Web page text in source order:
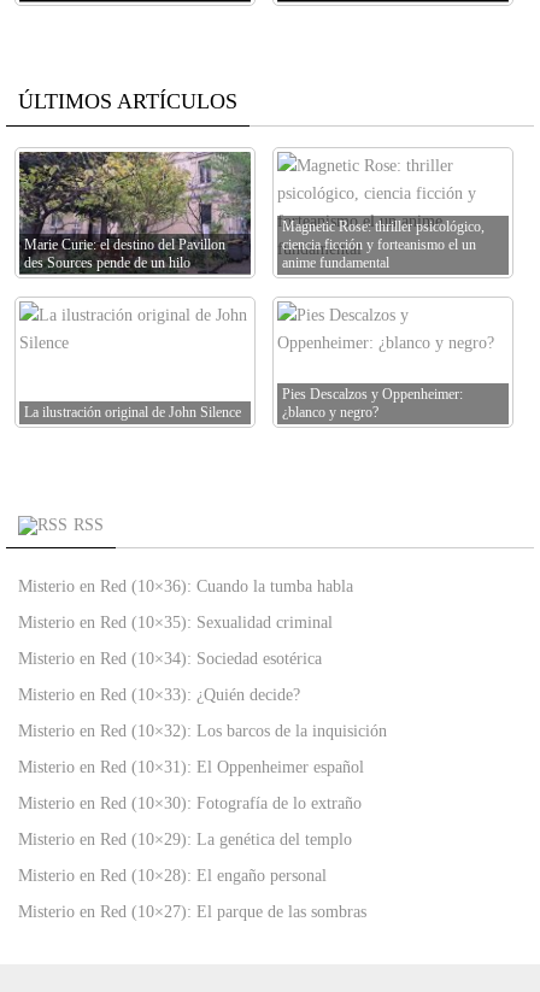
ÚLTIMOS ARTÍCULOS
Marie Curie: el destino del Pavillon
des Sources pende de un hilo
Magnetic Rose: thriller psicológico,
ciencia ficción y forteanismo el un
anime fundamental
La ilustración original de John Silence
Pies Descalzos y Oppenheimer:
¿blanco y negro?
RSS
Misterio en Red (10×36): Cuando la tumba habla
Misterio en Red (10×35): Sexualidad criminal
Misterio en Red (10×34): Sociedad esotérica
Misterio en Red (10×33): ¿Quién decide?
Misterio en Red (10×32): Los barcos de la inquisición
Misterio en Red (10×31): El Oppenheimer español
Misterio en Red (10×30): Fotografía de lo extraño
Misterio en Red (10×29): La genética del templo
Misterio en Red (10×28): El engaño personal
Misterio en Red (10×27): El parque de las sombras